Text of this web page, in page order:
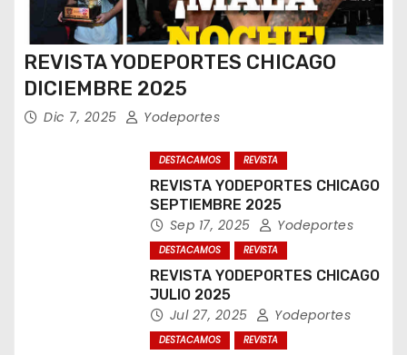
REVISTA YODEPORTES CHICAGO
DICIEMBRE 2025
Dic 7, 2025 Yodeportes
DESTACAMOS REVISTA
REVISTA YODEPORTES CHICAGO
SEPTIEMBRE 2025
Sep 17, 2025 Yodeportes
DESTACAMOS REVISTA
REVISTA YODEPORTES CHICAGO
JULIO 2025
Jul 27, 2025 Yodeportes
DESTACAMOS REVISTA